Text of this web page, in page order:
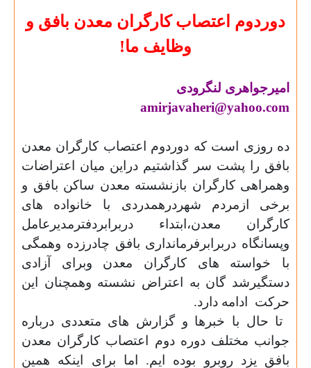
دوردوم اعتصاب کارگران معدن بافق و
وظایف ما!
امیرجواهری لنگرودی
amirjavaheri@yahoo.com
ده روزی است که دوردوم اعتصاب کارگران معدن
بافق را پشت سر گذاشتیم دراین میان اعتراضات
وهمراهی کارگران بازنشسته معدن ساکن بافق و
برخی ازمردم شهردرهمدردی با خانواده های
کارگران معدن،ابتداء دربرابردفترمدیرعامل
وپسانگاه دربرابرفرمانداری بافق چادرزده وهمگی
با خواسته های کارگران معدن وبرای آزادی
دستگیرشد گان به اعتراض نشسته وهمچنان این
حرکت ادامه دارد.
تا حال با خبرها و گزارش های متعددی درباره
جوانب مختلف دوره دوم اعتصاب کارگران معدن
بافق یزد روبرو بوده ایم. اما برای اینکه همین